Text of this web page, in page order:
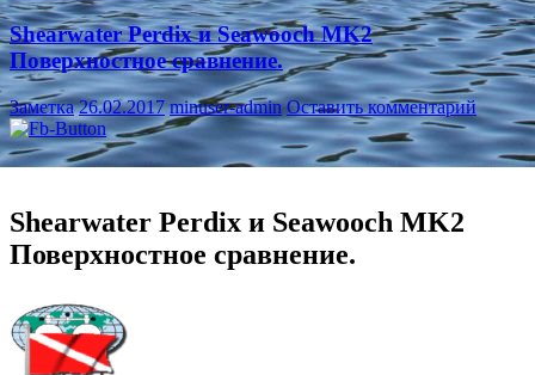
Shearwater Perdix и Seawooch MK2
Поверхностное сравнение.
Заметка 26.02.2017 minuser-admin Оставить комментарий
Shearwater Perdix и Seawooch MK2
Поверхностное сравнение.